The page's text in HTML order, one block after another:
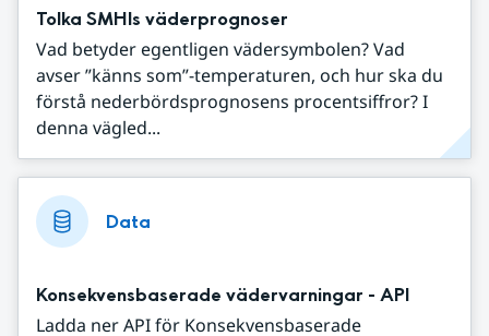
Tolka SMHIs väderprognoser
Vad betyder egentligen vädersymbolen? Vad
avser ”känns som”-temperaturen, och hur ska du
förstå nederbördsprognosens procentsiffror? I
denna vägled...
Data
Konsekvensbaserade vädervarningar - API
Ladda ner API för Konsekvensbaserade